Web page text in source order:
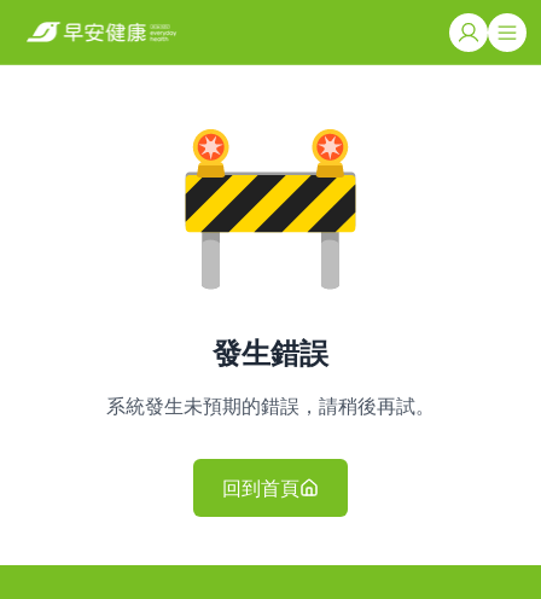
發生錯誤
系統發生未預期的錯誤，請稍後再試。
回到首頁